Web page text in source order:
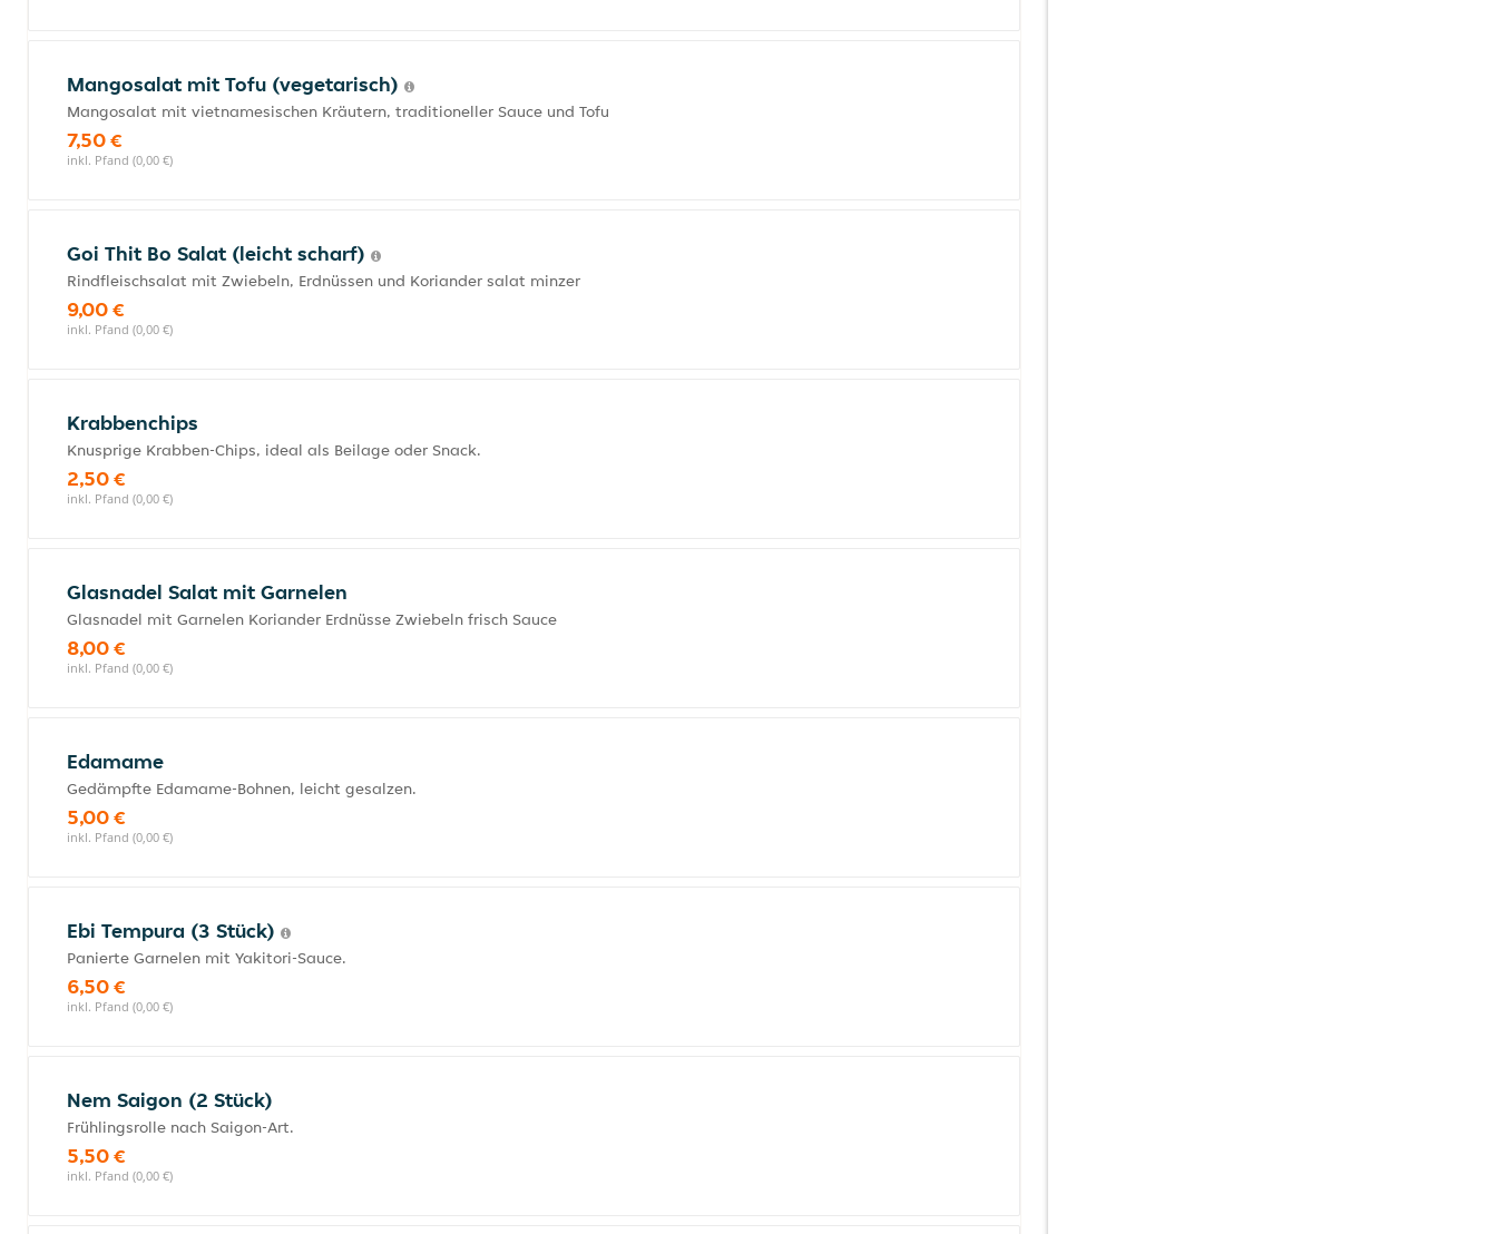
Mangosalat mit Tofu (vegetarisch)
Mangosalat mit vietnamesischen Kräutern, traditioneller Sauce und Tofu
7,50 €
inkl. Pfand (0,00 €)
Goi Thit Bo Salat (leicht scharf)
Rindfleischsalat mit Zwiebeln, Erdnüssen und Koriander salat minzer
9,00 €
inkl. Pfand (0,00 €)
Krabbenchips
Knusprige Krabben-Chips, ideal als Beilage oder Snack.
2,50 €
inkl. Pfand (0,00 €)
Glasnadel Salat mit Garnelen
Glasnadel mit Garnelen Koriander Erdnüsse Zwiebeln frisch Sauce
8,00 €
inkl. Pfand (0,00 €)
Edamame
Gedämpfte Edamame-Bohnen, leicht gesalzen.
5,00 €
inkl. Pfand (0,00 €)
Ebi Tempura (3 Stück)
Panierte Garnelen mit Yakitori-Sauce.
6,50 €
inkl. Pfand (0,00 €)
Nem Saigon (2 Stück)
Frühlingsrolle nach Saigon-Art.
5,50 €
inkl. Pfand (0,00 €)